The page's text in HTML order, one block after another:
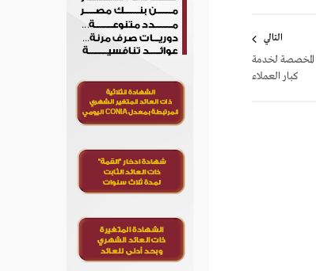
التالي
«AIBANK» يطلق باقة AIPREMIER ELITE المخصصة لخدمة
كبار العملاء